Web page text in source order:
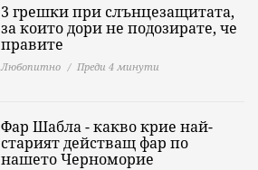
3 грешки при слънцезащитата,
за които дори не подозирате, че
правите
Любопитно Преди 4 минути
Фар Шабла - какво крие най-
старият действащ фар по
нашето Черноморие